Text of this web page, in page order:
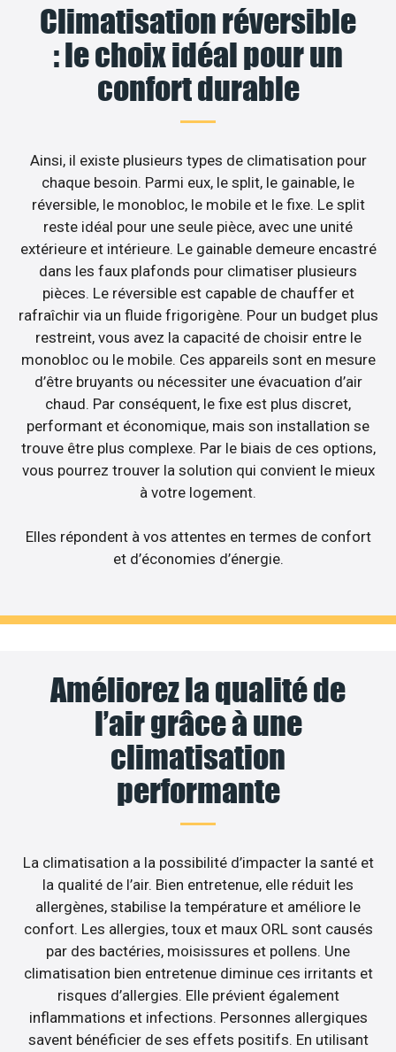
Climatisation réversible
: le choix idéal pour un
confort durable
Ainsi, il existe plusieurs types de climatisation pour
chaque besoin. Parmi eux, le split, le gainable, le
réversible, le monobloc, le mobile et le fixe. Le split
reste idéal pour une seule pièce, avec une unité
extérieure et intérieure. Le gainable demeure encastré
dans les faux plafonds pour climatiser plusieurs
pièces. Le réversible est capable de chauffer et
rafraîchir via un fluide frigorigène. Pour un budget plus
restreint, vous avez la capacité de choisir entre le
monobloc ou le mobile. Ces appareils sont en mesure
d’être bruyants ou nécessiter une évacuation d’air
chaud. Par conséquent, le fixe est plus discret,
performant et économique, mais son installation se
trouve être plus complexe. Par le biais de ces options,
vous pourrez trouver la solution qui convient le mieux
à votre logement.
Elles répondent à vos attentes en termes de confort
et d’économies d’énergie.
Améliorez la qualité de
l’air grâce à une
climatisation
performante
La climatisation a la possibilité d’impacter la santé et
la qualité de l’air. Bien entretenue, elle réduit les
allergènes, stabilise la température et améliore le
confort. Les allergies, toux et maux ORL sont causés
par des bactéries, moisissures et pollens. Une
climatisation bien entretenue diminue ces irritants et
risques d’allergies. Elle prévient également
inflammations et infections. Personnes allergiques
savent bénéficier de ses effets positifs. En utilisant